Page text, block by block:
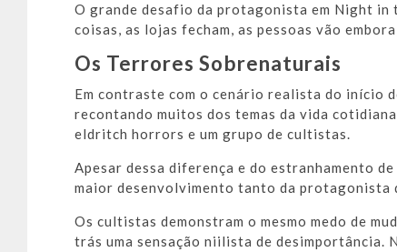
O grande desafio da protagonista em Night in
coisas, as lojas fecham, as pessoas vão
Os Terrores Sobrenaturais
Em contraste com o cenário realista do início
recontando muitos dos temas da vida
eldritch horrors e um grupo de cultistas.
Apesar dessa diferença e do estranhamento
maior desenvolvimento tanto da protagonista
Os cultistas demonstram o mesmo medo de
trás uma sensação niilista de desimportância.